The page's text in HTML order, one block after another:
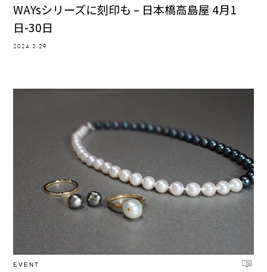
WAYsシリーズに刻印も – 日本橋高島屋 4月1
日-30日
2024.3.29
EVENT